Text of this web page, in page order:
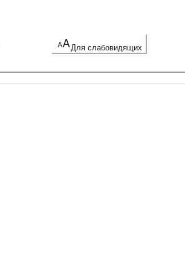
Для слабовидящих